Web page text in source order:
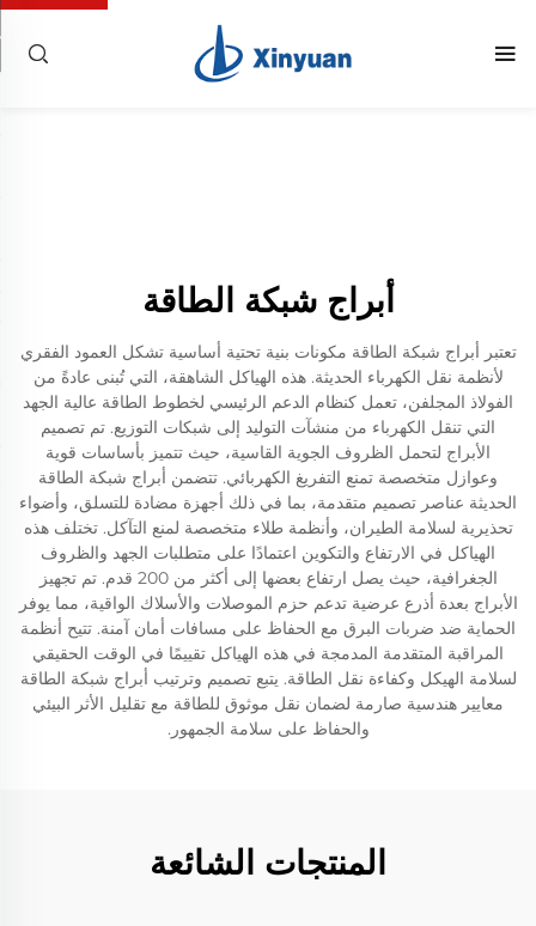
أبراج شبكة الطاقة
تعتبر أبراج شبكة الطاقة مكونات بنية تحتية أساسية تشكل العمود الفقري
لأنظمة نقل الكهرباء الحديثة. هذه الهياكل الشاهقة، التي تُبنى عادةً من
الفولاذ المجلفن، تعمل كنظام الدعم الرئيسي لخطوط الطاقة عالية الجهد
التي تنقل الكهرباء من منشآت التوليد إلى شبكات التوزيع. تم تصميم
الأبراج لتحمل الظروف الجوية القاسية، حيث تتميز بأساسات قوية
وعوازل متخصصة تمنع التفريغ الكهربائي. تتضمن أبراج شبكة الطاقة
الحديثة عناصر تصميم متقدمة، بما في ذلك أجهزة مضادة للتسلق، وأضواء
تحذيرية لسلامة الطيران، وأنظمة طلاء متخصصة لمنع التآكل. تختلف هذه
الهياكل في الارتفاع والتكوين اعتمادًا على متطلبات الجهد والظروف
الجغرافية، حيث يصل ارتفاع بعضها إلى أكثر من 200 قدم. تم تجهيز
الأبراج بعدة أذرع عرضية تدعم حزم الموصلات والأسلاك الواقية، مما يوفر
الحماية ضد ضربات البرق مع الحفاظ على مسافات أمان آمنة. تتيح أنظمة
المراقبة المتقدمة المدمجة في هذه الهياكل تقييمًا في الوقت الحقيقي
لسلامة الهيكل وكفاءة نقل الطاقة. يتبع تصميم وترتيب أبراج شبكة الطاقة
معايير هندسية صارمة لضمان نقل موثوق للطاقة مع تقليل الأثر البيئي
والحفاظ على سلامة الجمهور.
المنتجات الشائعة